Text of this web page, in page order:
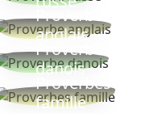
Proverbe
anglais
Proverbe
danois
Proverbes
famille